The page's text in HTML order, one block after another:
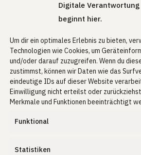
Digitale Verantwortung
beginnt hier.
Um dir ein optimales Erlebnis zu bieten,
Technologien wie Cookies, um
und/oder darauf zuzugreifen. Wenn du
zustimmst, können wir Daten wie das
eindeutige IDs auf dieser Website
Einwilligung nicht erteilst oder
Merkmale und Funktionen beeinträchtigt
Funktional
Statistiken